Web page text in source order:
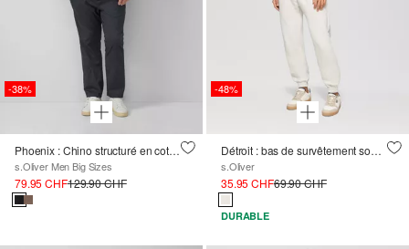
-38%
Phoenix : Chino structuré en coton stretch
s.Oliver Men Big Sizes
79.95 CHF129.90 CHF
-48%
Détroit : bas de survêtement souple à la coupe décontractée
s.Oliver
35.95 CHF69.90 CHF
DURABLE